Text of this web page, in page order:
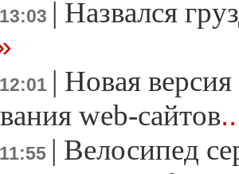
| Назвался
| Новая
web-сайтов
| Велосипед